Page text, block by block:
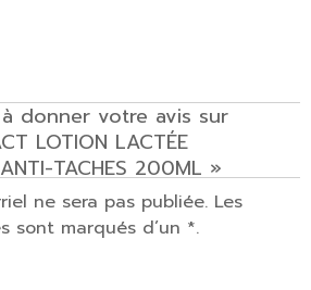
donner votre avis sur
LOTION LACTÉE
TACHES 200ML »
ne sera pas publiée. Les
sont marqués d’un *.